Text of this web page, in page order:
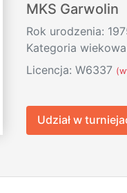
MKS Garwolin
Rok urodzenia:
Kategoria
Licencja: W6337
Udział w